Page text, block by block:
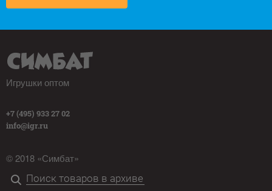
Игрушки оптом
+7 (495) 933 27 02
info@igr.ru
© 2018 «Симбат»